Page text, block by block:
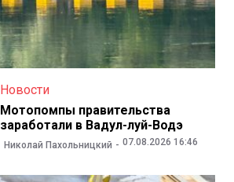
Новости
Мотопомпы правительства
заработали в Вадул-луй-Водэ
Николай Пахольницкий 07.08.2026 16:46